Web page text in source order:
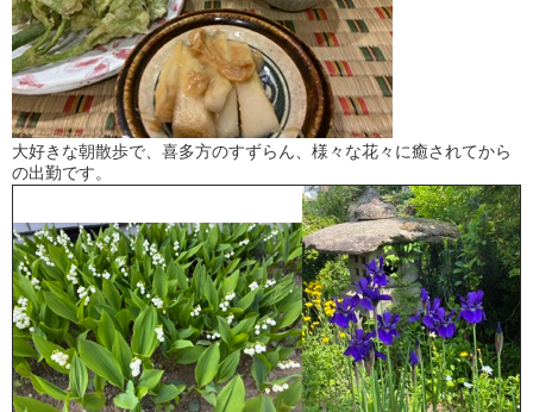
大好きな朝散歩で、喜多方のすずらん、様々な花々に癒されてから
の出勤です。